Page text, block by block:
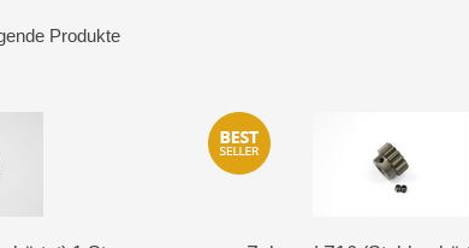
Produkte